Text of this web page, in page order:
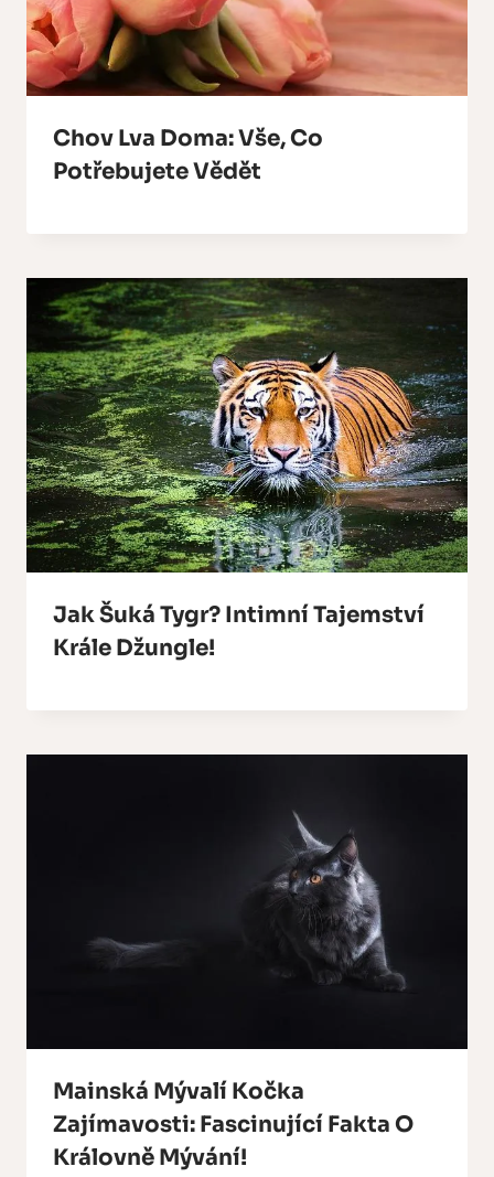
Chov Lva Doma: Vše, Co
Potřebujete Vědět
Jak Šuká Tygr? Intimní Tajemství
Krále Džungle!
Mainská Mývalí Kočka
Zajímavosti: Fascinující Fakta O
Královně Mývání!